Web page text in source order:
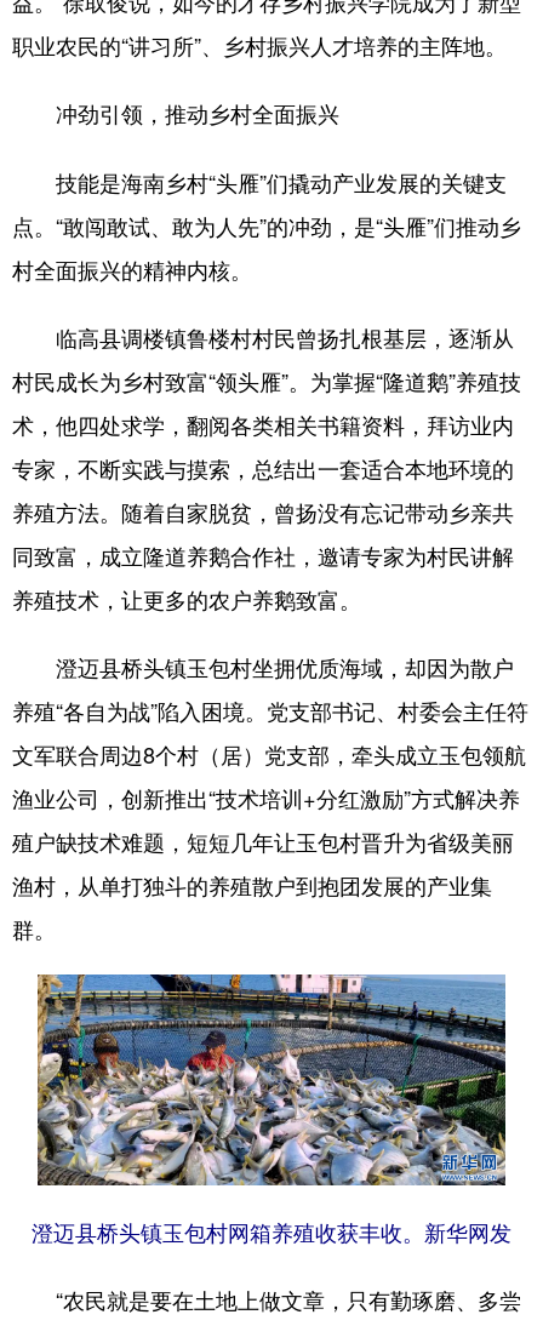
职业农民的“讲习所”、乡村振兴人才培养的主阵地。
冲劲引领，推动乡村全面振兴
技能是海南乡村“头雁”们撬动产业发展的关键支
点。“敢闯敢试、敢为人先”的冲劲，是“头雁”们推动乡
村全面振兴的精神内核。
临高县调楼镇鲁楼村村民曾扬扎根基层，逐渐从
村民成长为乡村致富“领头雁”。为掌握“隆道鹅”养殖技
术，他四处求学，翻阅各类相关书籍资料，拜访业内
专家，不断实践与摸索，总结出一套适合本地环境的
养殖方法。随着自家脱贫，曾扬没有忘记带动乡亲共
同致富，成立隆道养鹅合作社，邀请专家为村民讲解
养殖技术，让更多的农户养鹅致富。
澄迈县桥头镇玉包村坐拥优质海域，却因为散户
养殖“各自为战”陷入困境。党支部书记、村委会主任符
文军联合周边8个村（居）党支部，牵头成立玉包领航
渔业公司，创新推出“技术培训+分红激励”方式解决养
殖户缺技术难题，短短几年让玉包村晋升为省级美丽
渔村，从单打独斗的养殖散户到抱团发展的产业集
群。
澄迈县桥头镇玉包村网箱养殖收获丰收。新华网发
“农民就是要在土地上做文章，只有勤琢磨、多尝